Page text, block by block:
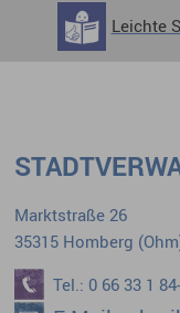
Leichte
Marktstraße 26
35315 Homberg
Tel.: 0 66 33 1